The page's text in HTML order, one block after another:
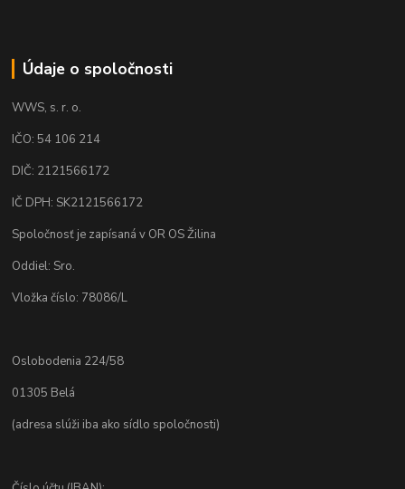
Údaje o spoločnosti
WWS, s. r. o.
IČO: 54 106 214
DIČ: 2121566172
IČ DPH: SK2121566172
Spoločnosť je zapísaná v OR OS Žilina
Oddiel: Sro.
Vložka číslo: 78086/L
Oslobodenia 224/58
01305 Belá
(adresa slúži iba ako sídlo spoločnosti)